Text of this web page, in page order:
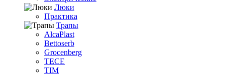
Люки
Практика
Трапы
AlcaPlast
Bettoserb
Grocenberg
TECE
TIM